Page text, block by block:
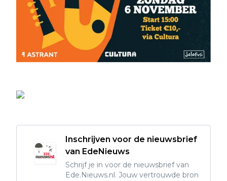
Inschrijven voor de nieuwsbrief
van EdeNieuws
Schrijf je in voor de nieuwsbrief van
Ede.Nieuws.nl. Jouw vertrouwde bron